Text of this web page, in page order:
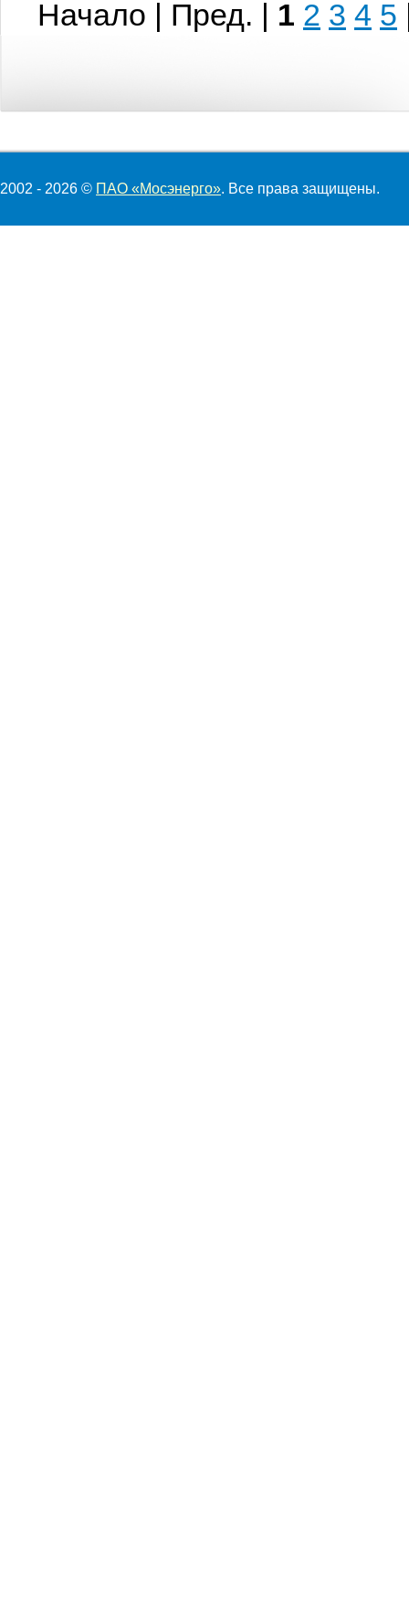
Начало | Пред. | 1 2 3 4 5
2002 - 2026 © ПАО «Мосэнерго». Все права защищены.